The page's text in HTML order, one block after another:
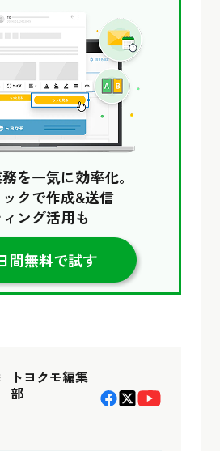
を一気に効率化。
クで作成&送信
ング活用も
間無料で試す
トヨクモ編集
部